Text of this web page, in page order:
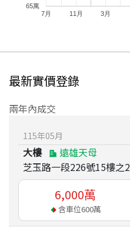
7月 11月 3月
65萬
最新實價登錄
兩年內成交
115年05月
大樓
遠雄天母
芝玉路一段226號15樓之2
6,000萬
含車位600萬